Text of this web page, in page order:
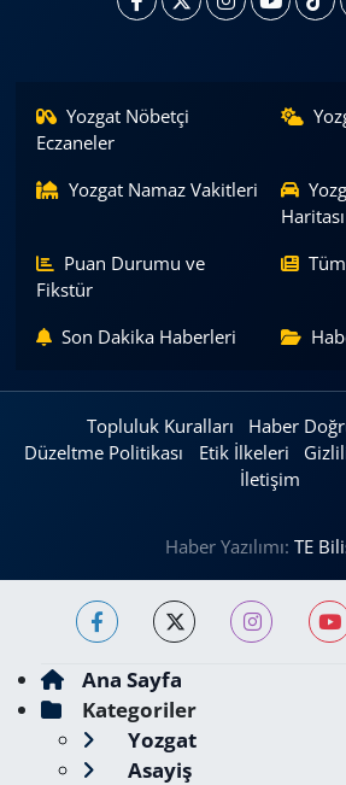
Yozgat Nöbetçi
Eczaneler
Yozgat Namaz Vakitleri
Haritası
Puan Durumu ve
Fikstür
Son Dakika Haberleri
Topluluk Kuralları
Haber
Düzeltme Politikası
Etik İlkeleri
İletişim
Haber Yazılımı: TE
Ana Sayfa
Kategoriler
Yozgat
Asayiş